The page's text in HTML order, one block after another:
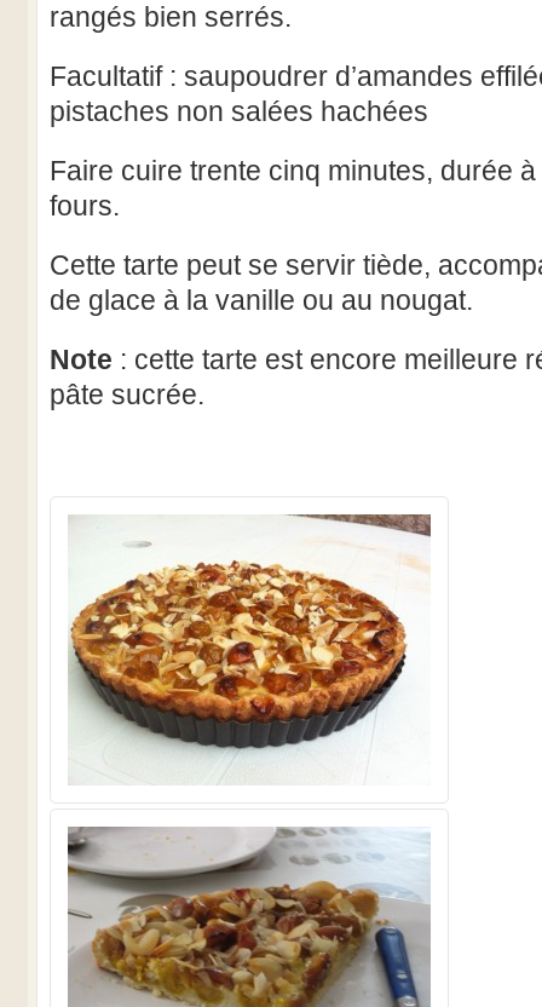
rangés bien serrés.
Facultatif : saupoudrer d’amandes
pistaches non salées hachées
Faire cuire trente cinq minutes, durée
fours.
Cette tarte peut se servir tiède,
de glace à la vanille ou au nougat.
Note : cette tarte est encore meilleure
pâte sucrée.